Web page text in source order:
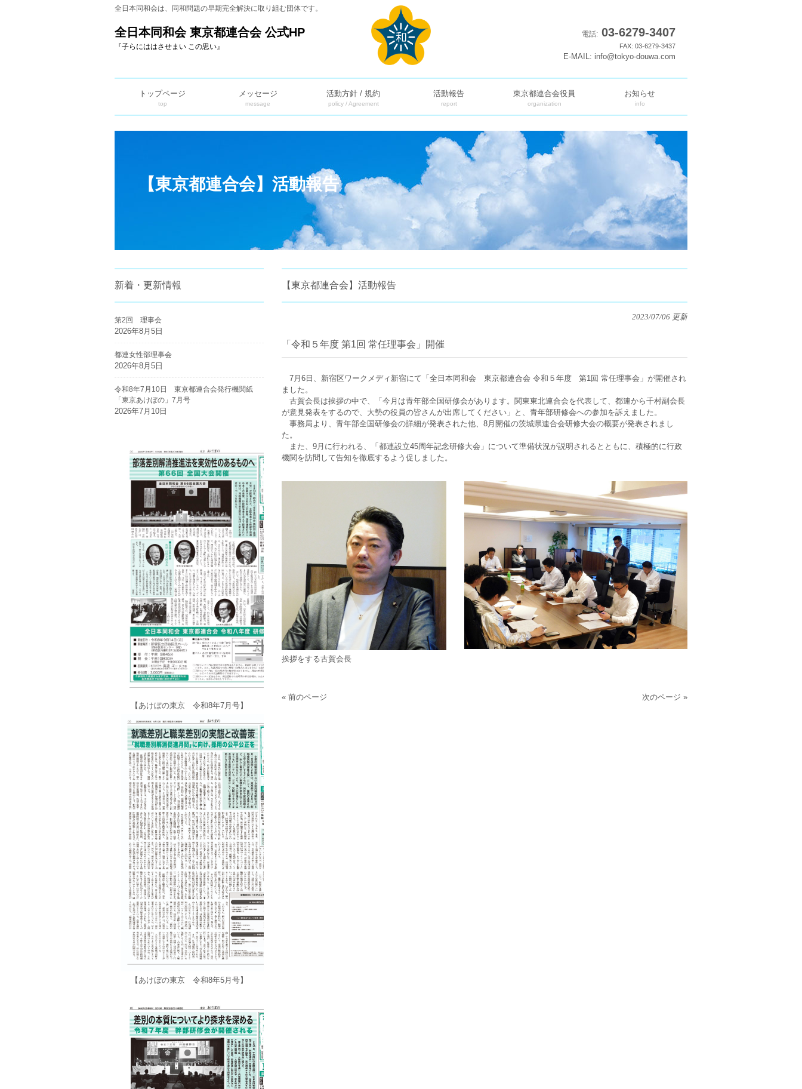
全日本同和会は、同和問題の早期完全解決に取り組む団体です。
全日本同和会 東京都連合会 公式HP
『子らにははさせまい この思い』
電話: 03-6279-3407
FAX: 03-6279-3437
E-MAIL: info@tokyo-douwa.com
トップページ
top
メッセージ
message
活動方針 / 規約
policy / Agreement
活動報告
report
東京都連合会役員
organization
お知らせ
info
【東京都連合会】活動報告
【東京都連合会】活動報告
2023/07/06 更新
「令和５年度 第1回 常任理事会」開催
7月6日、新宿区ワークメディ新宿にて「全日本同和会 東京都連合会 令和５年度 第1回 常任理事会」が開催され
ました。
古賀会長は挨拶の中で、「今月は青年部全国研修会があります。関東東北連合会を代表して、都連から千村副会長
が意見発表をするので、大勢の役員の皆さんが出席してください」と、青年部研修会への参加を訴えました。
事務局より、青年部全国研修会の詳細が発表された他、8月開催の茨城県連合会研修大会の概要が発表されまし
た。
また、9月に行われる、「都連設立45周年記念研修大会」について準備状況が説明されるとともに、積極的に行政
機関を訪問して告知を徹底するよう促しました。
挨拶をする古賀会長
« 前のページ 次のページ »
新着・更新情報
第2回 理事会
2026年8月5日
都連女性部理事会
2026年8月5日
令和8年7月10日 東京都連合会発行機関紙
「東京あけぼの」7月号
2026年7月10日
【あけぼの東京 令和8年7月号】
【あけぼの東京 令和8年5月号】